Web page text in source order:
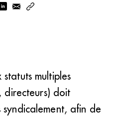
multiples
directeurs) doit
afin de